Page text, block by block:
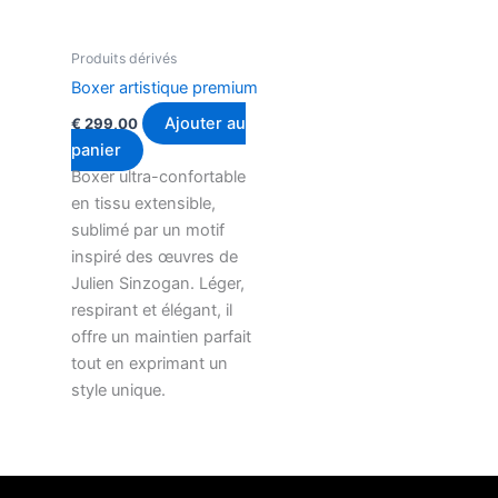
Produits dérivés
Boxer artistique premium
€ 299,00
Ajouter au
panier
Boxer ultra-confortable
en tissu extensible,
sublimé par un motif
inspiré des œuvres de
Julien Sinzogan. Léger,
respirant et élégant, il
offre un maintien parfait
tout en exprimant un
style unique.